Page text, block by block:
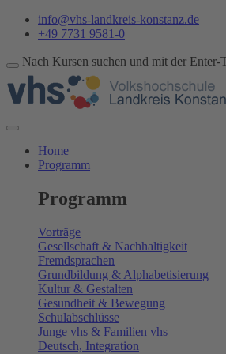
info@vhs-landkreis-konstanz.de
+49 7731 9581-0
Nach Kursen suchen und mit der Enter-
Home
Programm
Programm
Vorträge
Gesellschaft & Nachhaltigkeit
Fremdsprachen
Grundbildung & Alphabetisierung
Kultur & Gestalten
Gesundheit & Bewegung
Schulabschlüsse
Junge vhs & Familien vhs
Deutsch, Integration